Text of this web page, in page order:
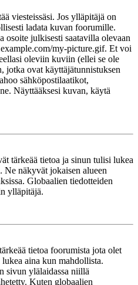
viesteissäsi. Jos ylläpitäjä on
ladata kuvan foorumille.
osoite julkisesti saatavilla olevaan
my-picture.gif. Et voi
oleviin kuviin (ellei se ole
jotka ovat käyttäjätunnistuksen
sähköpostilaatikot,
Näyttääksesi kuvan, käytä
tärkeää tietoa ja sinun tulisi lukea
Ne näkyvät jokaisen alueen
Globaalien tiedotteiden
ylläpitäjä.
tietoa foorumista jota olet
aina kun mahdollista.
sivun ylälaidassa niillä
Kuten globaalien